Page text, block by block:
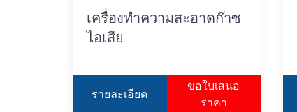
เครื่องทำความสะอาดก๊าซ
ไอเสีย
รายละเอียด
ขอใบเสนอ
ราคา